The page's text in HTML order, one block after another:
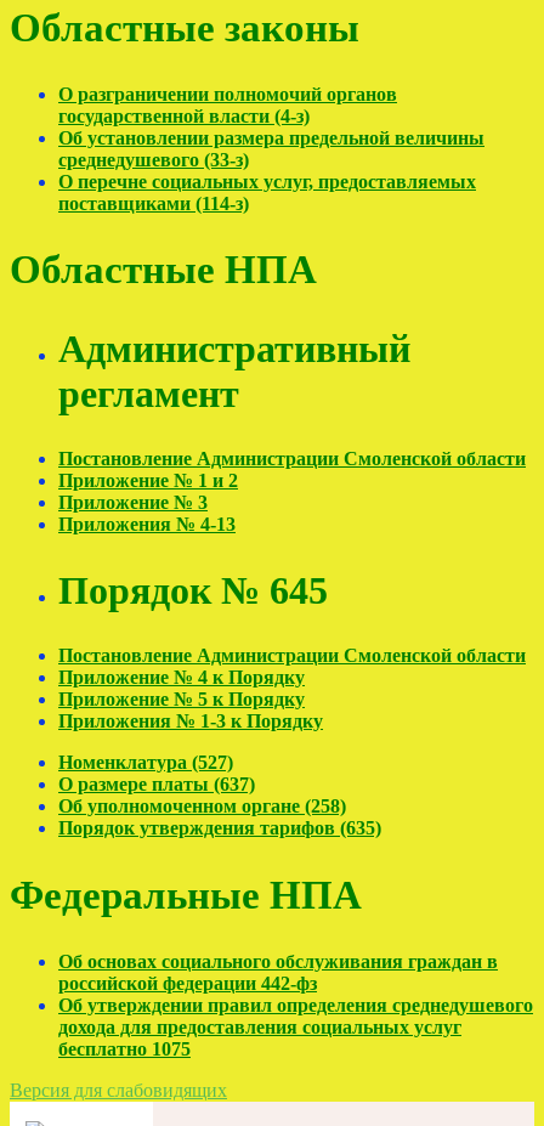
Областные законы
О разграничении полномочий органов
государственной власти (4-з)
Об установлении размера предельной величины
среднедушевого (33-з)
О перечне социальных услуг, предоставляемых
поставщиками (114-з)
Областные НПА
Административный
регламент
Постановление Администрации Смоленской области
Приложение № 1 и 2
Приложение № 3
Приложения № 4-13
Порядок № 645
Постановление Администрации Смоленской области
Приложение № 4 к Порядку
Приложение № 5 к Порядку
Приложения № 1-3 к Порядку
Номенклатура (527)
О размере платы (637)
Об уполномоченном органе (258)
Порядок утверждения тарифов (635)
Федеральные НПА
Об основах социального обслуживания граждан в
российской федерации 442-фз
Об утверждении правил определения среднедушевого
дохода для предоставления социальных услуг
бесплатно 1075
Версия для слабовидящих